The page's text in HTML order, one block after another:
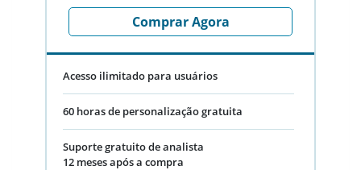
Comprar Agora
Acesso ilimitado para usuários
60 horas de personalização gratuita
Suporte gratuito de analista
12 meses após a compra